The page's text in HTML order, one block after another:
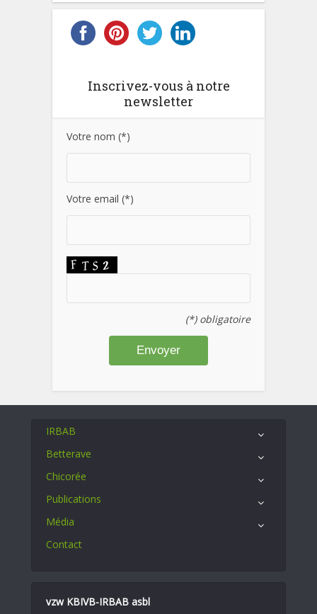
Inscrivez-vous à notre
newsletter
Votre nom (*)
Votre email (*)
(*) obligatoire
IRBAB
Betterave
Chicorée
Publications
Média
Contact
vzw KBIVB-IRBAB asbl